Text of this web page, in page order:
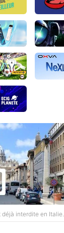
interdite en Italie.